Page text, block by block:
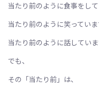
当たり前のように食事をして
当たり前のように笑っていま
当たり前のように話していま
でも、
その「当たり前」は、